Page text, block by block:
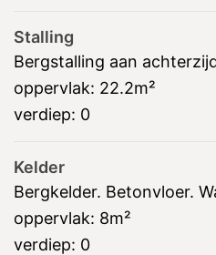
Stalling
Bergstalling aan
oppervlak: 22.2m²
verdiep: 0
Kelder
Bergkelder. Betonvloer.
oppervlak: 8m²
verdiep: 0